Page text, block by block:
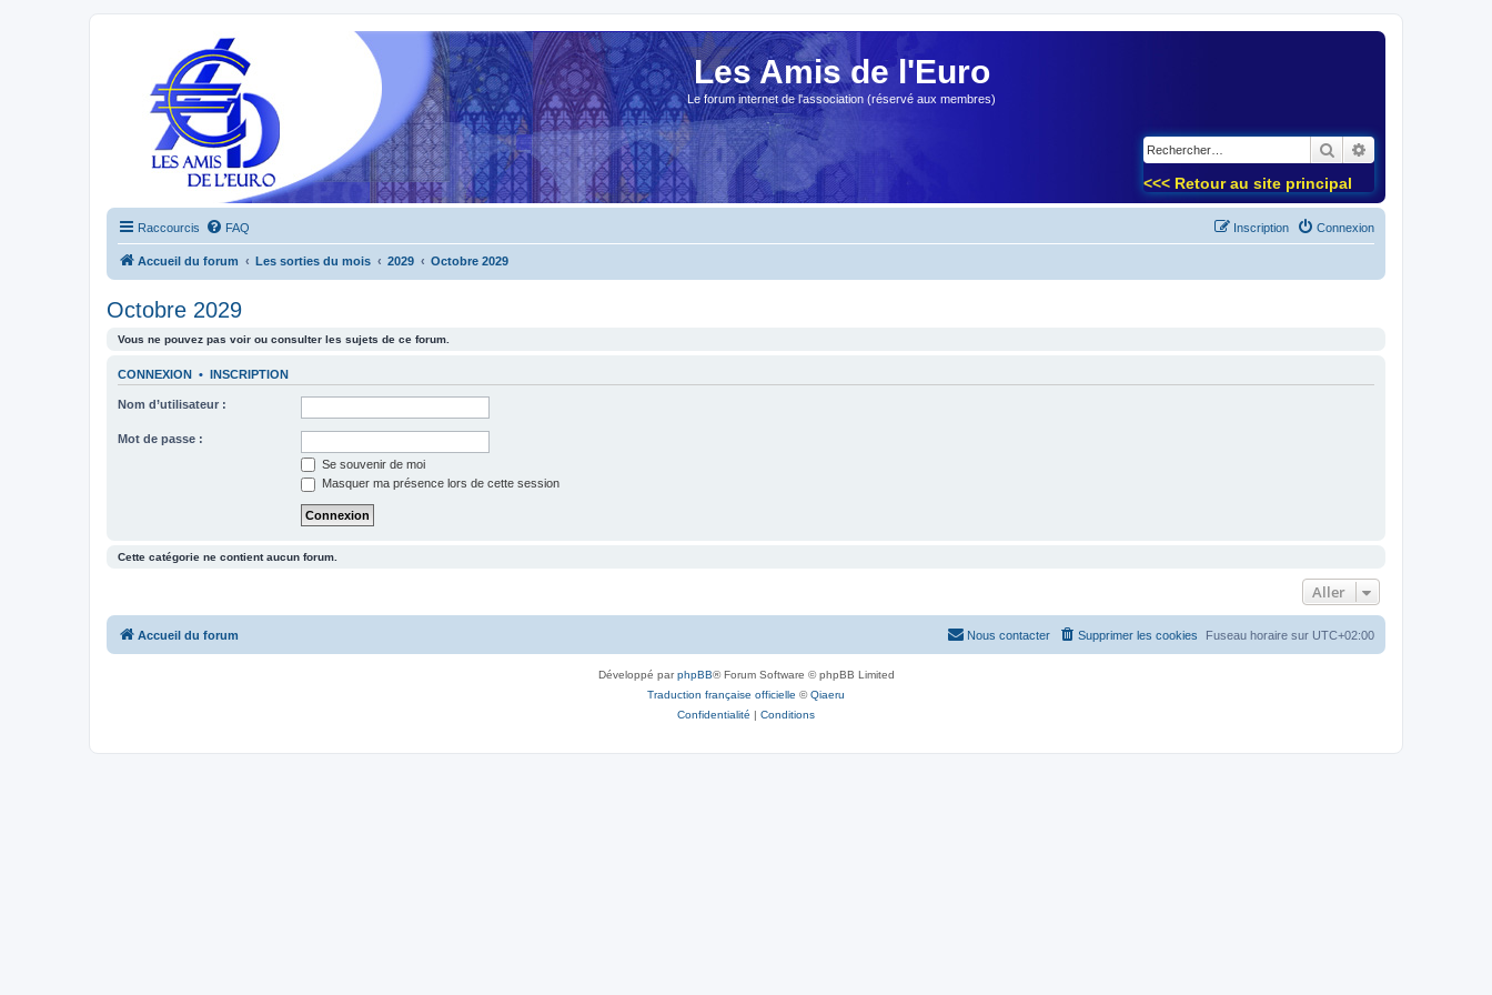
Les Amis de l'Euro
Le forum internet de l'association (réservé aux membres)
Rechercher
<<< Retour au site principal
Raccourcis FAQ Connexion
Inscription
Accueil du forum Les sorties du mois 2029 Octobre 2029
Octobre 2029
Vous ne pouvez pas voir ou consulter les sujets de ce forum.
CONNEXION • INSCRIPTION
Nom d’utilisateur :
Mot de passe :
Se souvenir de moi
Masquer ma présence lors de cette session
Cette catégorie ne contient aucun forum.
Aller
Accueil du forum Fuseau horaire sur UTC+02:00
Supprimer les cookies
Nous contacter
Développé parphpBB® Forum Software © phpBB Limited
Traduction française officielle ©Qiaeru
Confidentialité | Conditions